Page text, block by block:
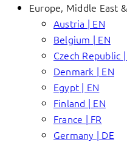
Europe, Middle East
Austria | EN
Belgium | EN
Czech Republic |
Denmark | EN
Egypt | EN
Finland | EN
France | FR
Germany | DE